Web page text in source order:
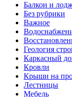
Балкон и
Без рубрики
Важное
Геология
Каркасный
Кровли
Крыши на
Лестницы
Мебель